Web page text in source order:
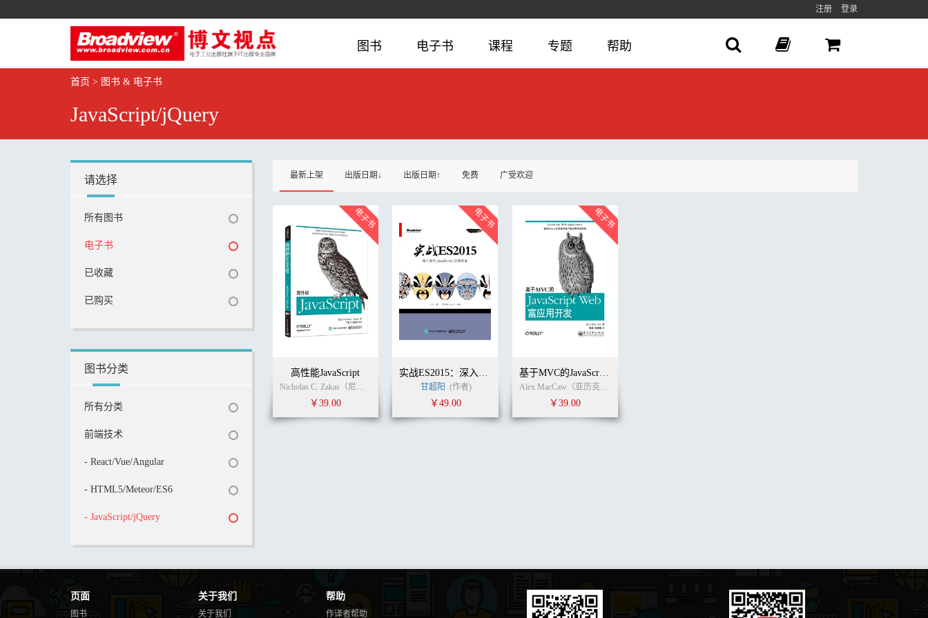
注册 登录
图书 电子书 课程 专题 帮助
首页 > 图书 & 电子书
JavaScript/jQuery
请选择
所有图书
电子书
已收藏
已购买
图书分类
所有分类
前端技术
- React/Vue/Angular
- HTML5/Meteor/ES6
- JavaScript/jQuery
最新上架 出版日期↓ 出版日期↑ 免费 广受欢迎
高性能JavaScript
Nicholas C. Zakas（尼古拉斯.泽卡斯） (作者) 丁琛 丁琛
￥39.00
实战ES2015：深入现代JavaScript 应用开发
甘超阳 (作者)
￥49.00
基于MVC的JavaScript Web富应用开发
Alex MacCaw（亚历克斯·麦卡劳） (作者)
￥39.00
页面
图书
关于我们
关于我们
帮助
作译者帮助